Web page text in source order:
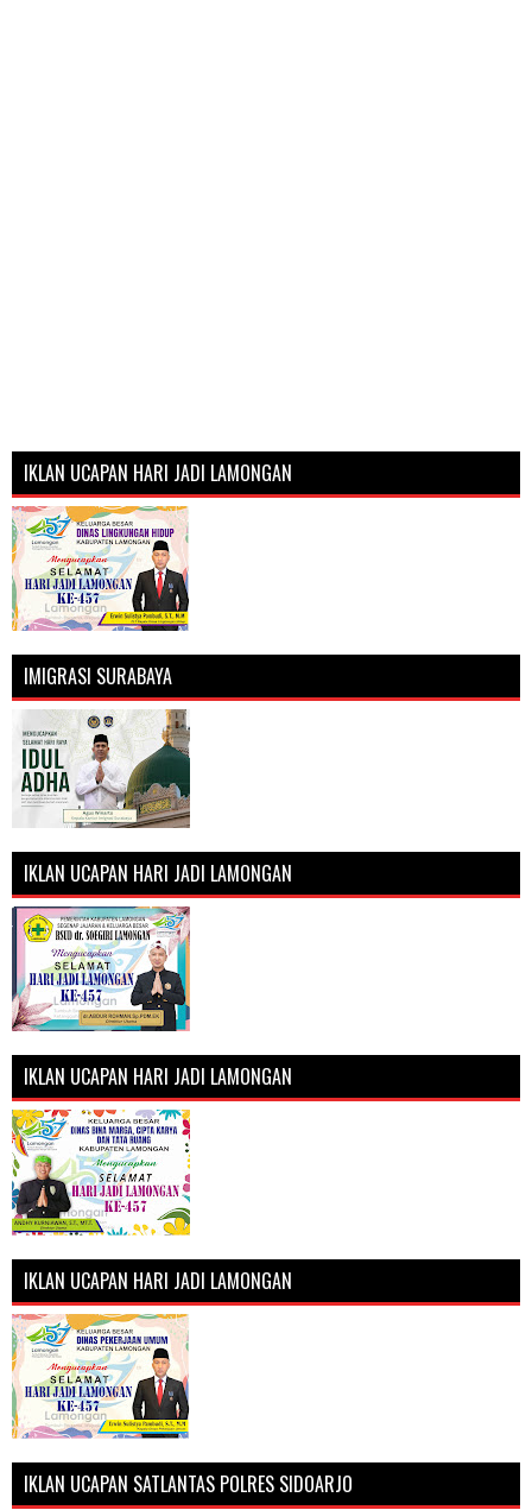
IKLAN UCAPAN HARI JADI LAMONGAN
IMIGRASI SURABAYA
IKLAN UCAPAN HARI JADI LAMONGAN
IKLAN UCAPAN HARI JADI LAMONGAN
IKLAN UCAPAN HARI JADI LAMONGAN
IKLAN UCAPAN SATLANTAS POLRES SIDOARJO